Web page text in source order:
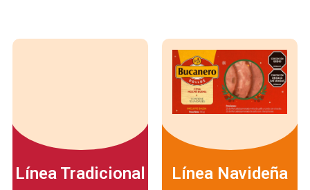
Línea Tradicional Línea Navideña